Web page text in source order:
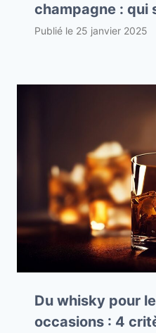
champagne : qui
Publié le 25 janvier 2025
Du whisky pour
occasions : 4